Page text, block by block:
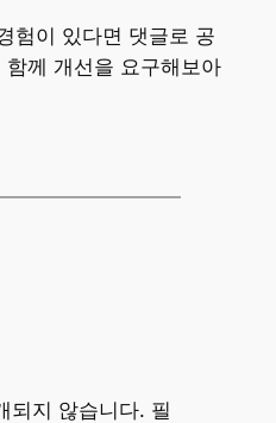
험이 있다면 댓글로 공
께 개선을 요구해보아
되지 않습니다. 필